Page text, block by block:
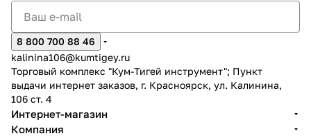
8 800 700 88 46
kalinina106@kumtigey.ru
Торговый комплекс "Кум-Тигей инструмент"; Пункт
выдачи интернет заказов, г. Красноярск, ул. Калинина,
106 ст. 4
Интернет-магазин
Компания